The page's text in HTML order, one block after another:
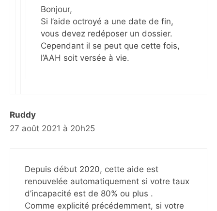
Bonjour,
Si l’aide octroyé a une date de fin,
vous devez redéposer un dossier.
Cependant il se peut que cette fois,
l’AAH soit versée à vie.
Ruddy
27 août 2021 à 20h25
Depuis début 2020, cette aide est
renouvelée automatiquement si votre taux
d’incapacité est de 80% ou plus .
Comme explicité précédemment, si votre